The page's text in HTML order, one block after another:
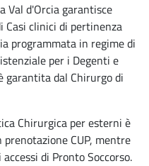
Val d'Orcia garantisce
clinici di pertinenza
programmata in regime di
per i Degenti e
garantita dal Chirurgo di
Chirurgica per esterni è
CUP, mentre
di Pronto Soccorso.